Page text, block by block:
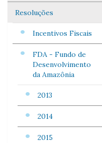
Resoluções
Incentivos Fiscais
FDA - Fundo de
Desenvolvimento
da Amazônia
2013
2014
2015